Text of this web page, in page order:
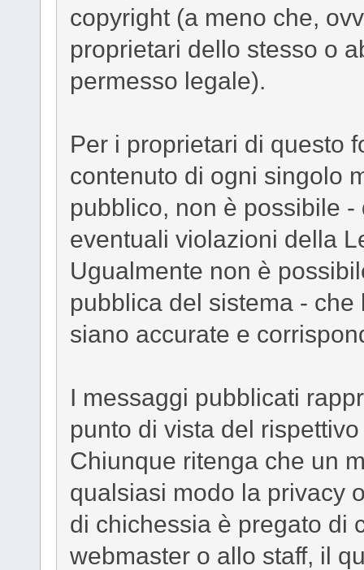
copyright (a meno che,
proprietari dello stesso o
permesso legale).
Per i proprietari di questo
contenuto di ogni singolo
pubblico, non è possibile
eventuali violazioni della
Ugualmente non è
pubblica del sistema -
siano accurate e
I messaggi pubblicati
punto di vista del
Chiunque ritenga che un
qualsiasi modo la privacy
di chichessia è pregato di
webmaster o allo staff, il